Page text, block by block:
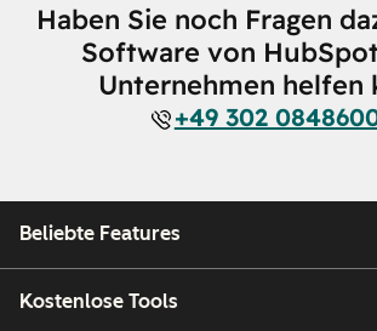
Haben Sie noch Fragen
Software von
Unternehmen helfen
+49 302
Beliebte Features
Kostenlose Tools